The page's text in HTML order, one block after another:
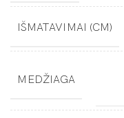
IŠMATAVIMAI (CM)
MEDŽIAGA